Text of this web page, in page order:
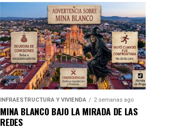
INFRAESTRUCTURA Y VIVIENDA 2 semanas ago
MINA BLANCO BAJO LA MIRADA DE LAS
REDES